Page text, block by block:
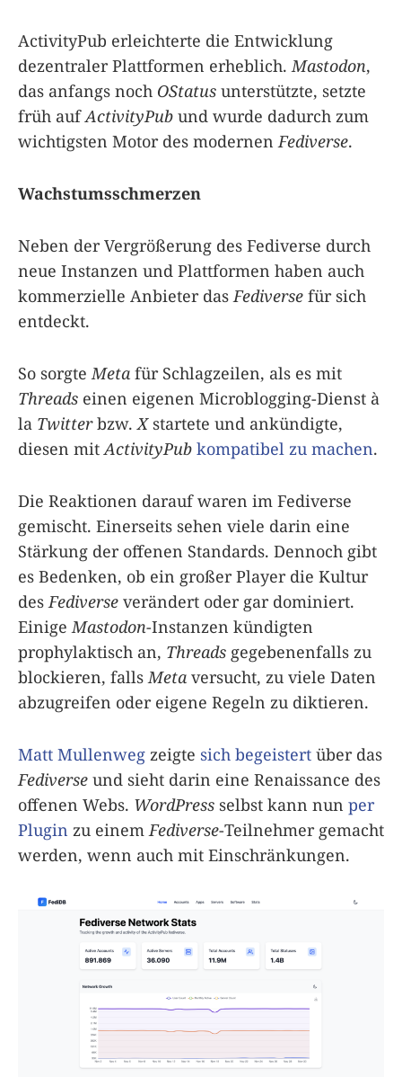
ActivityPub erleichterte die Entwicklung
dezentraler Plattformen erheblich. Mastodon,
das anfangs noch OStatus unterstützte, setzte
früh aufActivityPub und wurde dadurch zum
wichtigsten Motor des modernen Fediverse.
Wachstumsschmerzen
Neben der Vergrößerung des Fediverse durch
neue Instanzen und Plattformen haben auch
kommerzielle Anbieter das Fediverse für sich
entdeckt.
So sorgte Meta für Schlagzeilen, als es mit
Threads einen eigenen Microblogging-Dienst à
la Twitterbzw. Xstartete und ankündigte,
diesen mit ActivityPub kompatibel zu machen.
Die Reaktionen darauf waren im Fediverse
gemischt. Einerseits sehen viele darin eine
Stärkung der offenen Standards. Dennoch gibt
es Bedenken, ob ein großer Player die Kultur
des Fediverse verändert oder gar dominiert.
Einige Mastodon-Instanzen kündigten
prophylaktisch an, Threads gegebenenfalls zu
blockieren, falls Meta versucht, zu viele Daten
abzugreifen oder eigene Regeln zu diktieren.
Matt Mullenweg zeigte sich begeistert über das
Fediverse und sieht darin eine Renaissance des
offenen Webs. WordPress selbst kann nun per
Plugin zu einem Fediverse-Teilnehmer gemacht
werden, wenn auch mit Einschränkungen.